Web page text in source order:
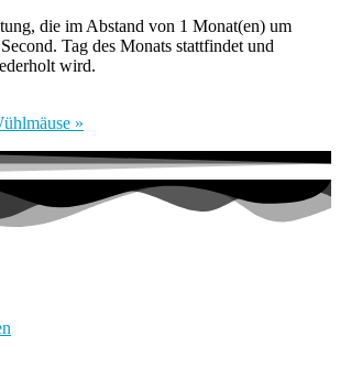
die im Abstand von 1 Monat(en) um
Tag des Monats stattfindet und
wird.
»